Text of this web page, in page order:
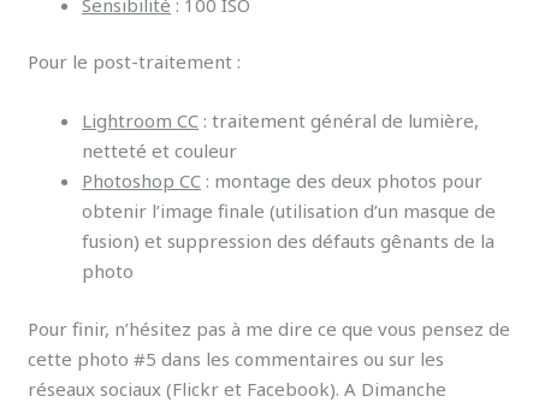
Pour le post-traitement :
Lightroom CC : traitement général de lumière,
netteté et couleur
Photoshop CC : montage des deux photos pour
obtenir l’image finale (utilisation d’un masque de
fusion) et suppression des défauts gênants de la
photo
Pour finir, n’hésitez pas à me dire ce que vous pensez de
cette photo #5 dans les commentaires ou sur les
réseaux sociaux (Flickr et Facebook). A Dimanche